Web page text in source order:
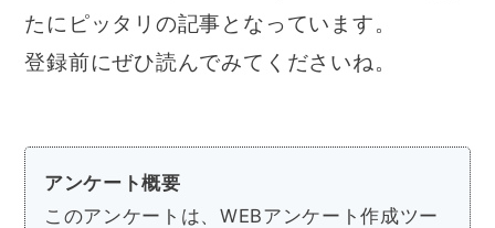
たにピッタリの記事となっています。
登録前にぜひ読んでみてくださいね。
アンケート概要
このアンケートは、WEBアンケート作成ツー